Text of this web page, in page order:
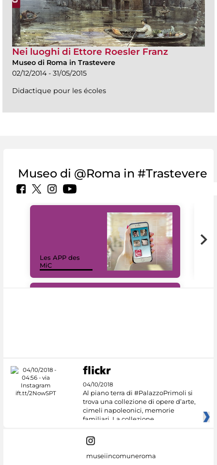
Nei luoghi di Ettore Roesler Franz
Museo di Roma in Trastevere
02/12/2014 - 31/05/2015
Didactique pour les écoles
Museo di @Roma in #Trastevere
Les APP des
MiC
04/10/2018
Al piano terra di #PalazzoPrimoli si
trova una collezione di opere d’arte,
cimeli napoleonici, memorie
familiari. La collezione
museiincomuneroma